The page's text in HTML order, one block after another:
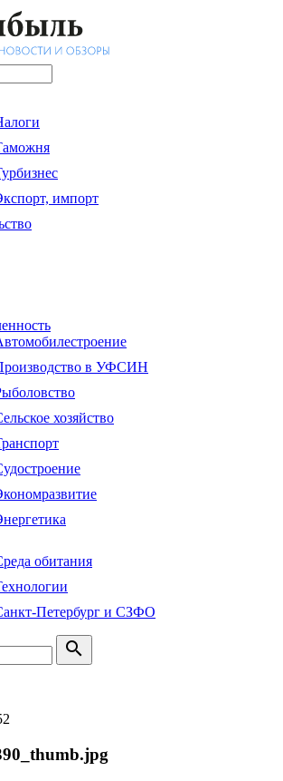
импорт
в УФСИН
хозяйство
обитания
Петербург и СЗФО
search